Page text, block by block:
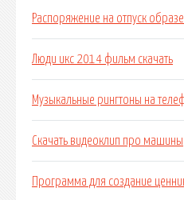
Распоряжение на отпуск
Люди икс 2014 фильм скачать
Музыкальные рингтоны на
Скачать видеоклип про машины
Программа для создание